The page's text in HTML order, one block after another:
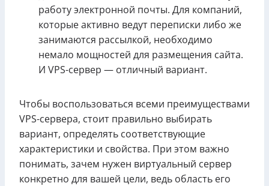
работу электронной почты. Для компаний,
которые активно ведут переписки либо же
занимаются рассылкой, необходимо
немало мощностей для размещения сайта.
И VPS-сервер — отличный вариант.
Чтобы воспользоваться всеми преимуществами
VPS-сервера, стоит правильно выбирать
вариант, определять соответствующие
характеристики и свойства. При этом важно
понимать, зачем нужен виртуальный сервер
конкретно для вашей цели, ведь область его